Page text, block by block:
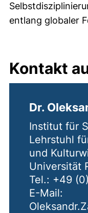
entlang globaler
Kontakt
Dr.
Institut für
Lehrstuhl
und
Universität
Tel.: +49
E-Mail: